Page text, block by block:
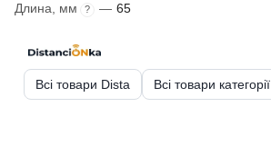
Длина, мм
? — 65
Всі товари Dista Всі товари категорії